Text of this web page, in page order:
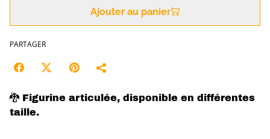
Ajouter au panier
PARTAGER
🐉 Figurine articulée, disponible en différentes
taille.